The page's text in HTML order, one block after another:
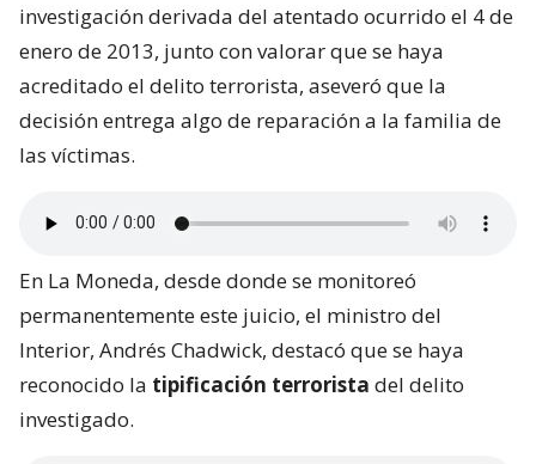
investigación derivada del atentado ocurrido el 4 de
enero de 2013, junto con valorar que se haya
acreditado el delito terrorista, aseveró que la
decisión entrega algo de reparación a la familia de
las víctimas.
En La Moneda, desde donde se monitoreó
permanentemente este juicio, el ministro del
Interior, Andrés Chadwick, destacó que se haya
reconocido la tipificación terrorista del delito
investigado.